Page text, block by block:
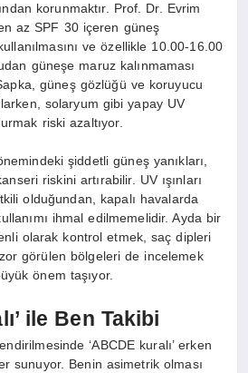
korunmaktır. Prof. Dr. Evrim
az SPF 30 içeren güneş
ve özellikle 10.00-16.00
güneşe maruz kalınmaması
güneş gözlüğü ve koruyucu
solaryum gibi yapay UV
riski azaltıyor.
şiddetli güneş yanıkları,
riskini artırabilir. UV ışınları
olduğundan, kapalı havalarda
ihmal edilmemelidir. Ayda bir
olarak kontrol etmek, saç dipleri
görülen bölgeleri de incelemek
önem taşıyor.
ile Ben Takibi
‘ABCDE kuralı’ erken
sunuyor. Benin asimetrik olması